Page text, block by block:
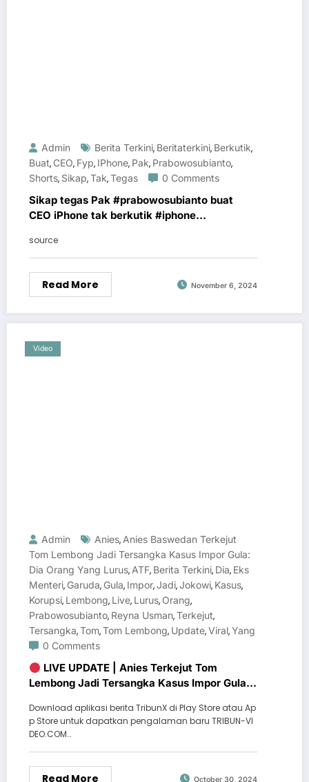
Admin Berita Terkini, Beritaterkini, Berkutik,
Buat, CEO, Fyp, IPhone, Pak, Prabowosubianto,
Shorts, Sikap,Tak,Tegas 0 Comments
Sikap tegas Pak #prabowosubianto buat
CEO iPhone tak berkutik #iphone
source
Read More November 6, 2024
Video
Admin Anies, Anies Baswedan Terkejut
Tom Lembong Jadi Tersangka Kasus Impor Gula:
Dia Orang Yang Lurus, ATF, Berita Terkini, Dia, Eks
Menteri, Garuda, Gula, Impor,Jadi,Jokowi, Kasus,
Korupsi, Lembong, Live, Lurus, Orang,
Prabowosubianto, Reyna Usman,Terkejut,
Tersangka,Tom,Tom Lembong, Update,Viral,Yang
0 Comments
LIVE UPDATE | Anies Terkejut Tom
Lembong Jadi Tersangka Kasus Impor Gula:
Download aplikasi berita TribunX di Play Store atau Ap
p Store untuk dapatkan pengalaman baru TRIBUN-VI
DEO.COM…
Read More October 30, 2024